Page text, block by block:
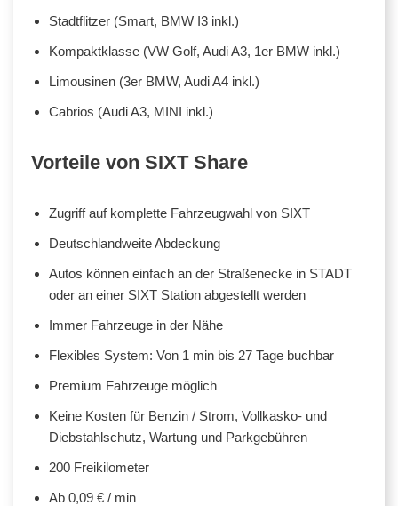
Stadtflitzer (Smart, BMW I3 inkl.)
Kompaktklasse (VW Golf, Audi A3, 1er BMW inkl.)
Limousinen (3er BMW, Audi A4 inkl.)
Cabrios (Audi A3, MINI inkl.)
Vorteile von SIXT Share
Zugriff auf komplette Fahrzeugwahl von SIXT
Deutschlandweite Abdeckung
Autos können einfach an der Straßenecke in STADT
oder an einer SIXT Station abgestellt werden
Immer Fahrzeuge in der Nähe
Flexibles System: Von 1 min bis 27 Tage buchbar
Premium Fahrzeuge möglich
Keine Kosten für Benzin / Strom, Vollkasko- und
Diebstahlschutz, Wartung und Parkgebühren
200 Freikilometer
Ab 0,09 € / min